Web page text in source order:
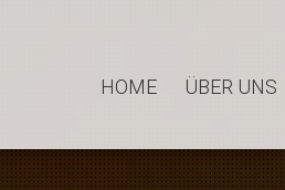
HOME ÜBER UNS